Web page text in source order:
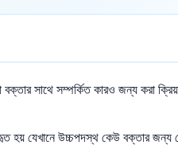
বক্তার সাথে সম্পর্কিত কারও জন্য করা
হয় যেখানে উচ্চপদস্থ কেউ বক্তার জন্য